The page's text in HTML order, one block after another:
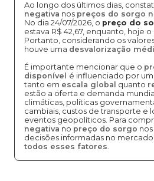
Ao longo dos últimos dias,
negativa nos preços do sorgo
No dia 24/07/2026, o preço do
estava R$ 42,67, enquanto, hoje
Portanto, considerando os
houve uma desvalorização
É importante mencionar que o
disponível é influenciado por
tanto em escala global quanto
estão a oferta e demanda
climáticas, políticas
cambiais, custos de transporte e
eventos geopolíticos. Para
negativa no preço do sorgo
decisões informadas no
todos esses fatores.